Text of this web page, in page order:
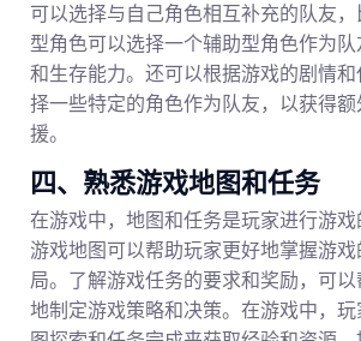
可以选择与自己角色相互补充的队友
型角色可以选择一个辅助型角色作为
和生存能力。还可以根据游戏的剧情
择一些特定的角色作为队友，以获得
援。
四、熟悉游戏地图和任务
在游戏中，地图和任务是玩家进行游
游戏地图可以帮助玩家更好地掌握游
局。了解游戏任务的要求和奖励，可
地制定游戏策略和决策。在游戏中，